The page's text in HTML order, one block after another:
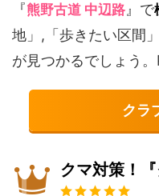
『熊野古道 中辺路 』で
地」,「歩きたい区間
が見つかるでしょう。
クラ
クマ対策！『